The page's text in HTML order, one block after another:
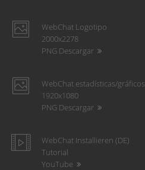
WebChat Logotipo
2000x2278
PNG Descargar
WebChat estadísticas/gráficos
1920x1080
PNG Descargar
WebChat Installieren (DE)
Tutorial
YouTube